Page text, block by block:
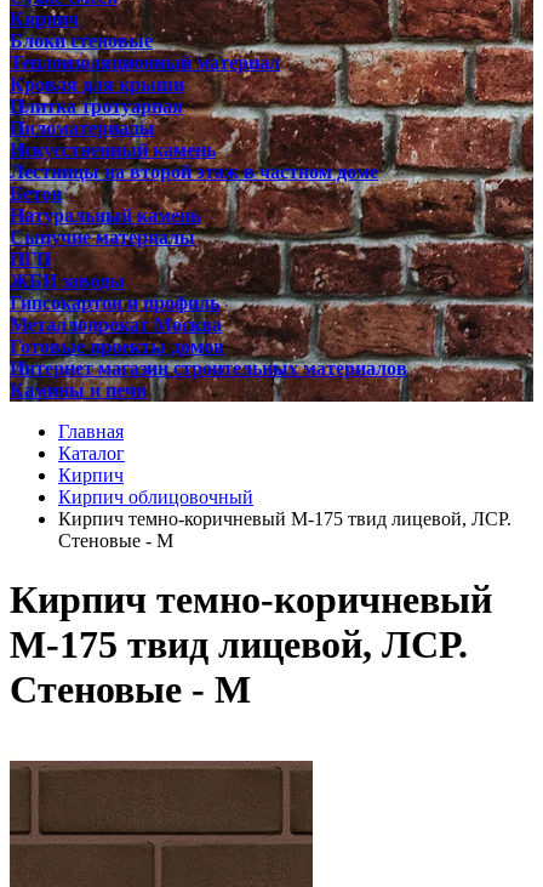
Кирпич
Блоки стеновые
Теплоизоляционный материал
Кровля для крыши
Плитка тротуарная
Пиломатериалы
Искусственный камень
Лестницы на второй этаж в частном доме
Бетон
Натуральный камень
Сыпучие материалы
ПГП
ЖБИ заводы
Гипсокартон и профиль
Металлопрокат Москва
Готовые проекты домов
Интернет магазин строительных материалов
Камины и печи
Главная
Каталог
Кирпич
Кирпич облицовочный
Кирпич темно-коричневый М-175 твид лицевой, ЛСР.
Стеновые - М
Кирпич темно-коричневый
М-175 твид лицевой, ЛСР.
Стеновые - М